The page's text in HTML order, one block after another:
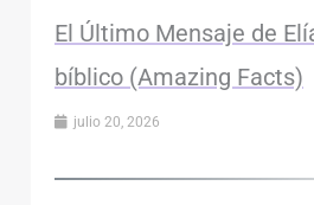
El Último Mensaje de
bíblico (Amazing Facts)
julio 20, 2026